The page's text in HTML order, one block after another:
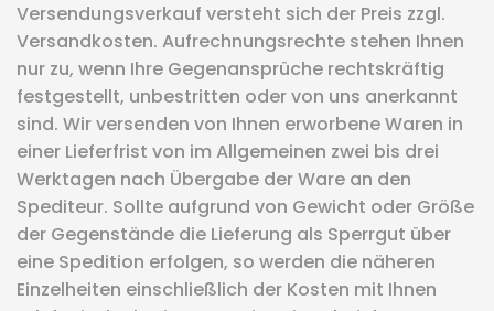
Versendungsverkauf versteht sich der Preis zzgl.
Versandkosten. Aufrechnungsrechte stehen Ihnen
nur zu, wenn Ihre Gegenansprüche rechtskräftig
festgestellt, unbestritten oder von uns anerkannt
sind. Wir versenden von Ihnen erworbene Waren in
einer Lieferfrist von im Allgemeinen zwei bis drei
Werktagen nach Übergabe der Ware an den
Spediteur. Sollte aufgrund von Gewicht oder Größe
der Gegenstände die Lieferung als Sperrgut über
eine Spedition erfolgen, so werden die näheren
Einzelheiten einschließlich der Kosten mit Ihnen